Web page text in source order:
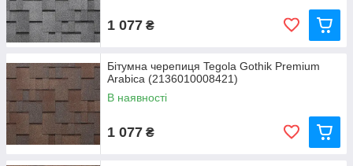
1 077 ₴
Бітумна черепиця Tegola Gothik Premium
Arabica (2136010008421)
В наявності
1 077 ₴